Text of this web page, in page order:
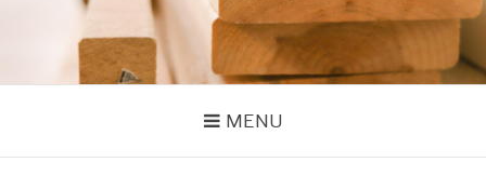
MADEIRAS RADIAL
MENU